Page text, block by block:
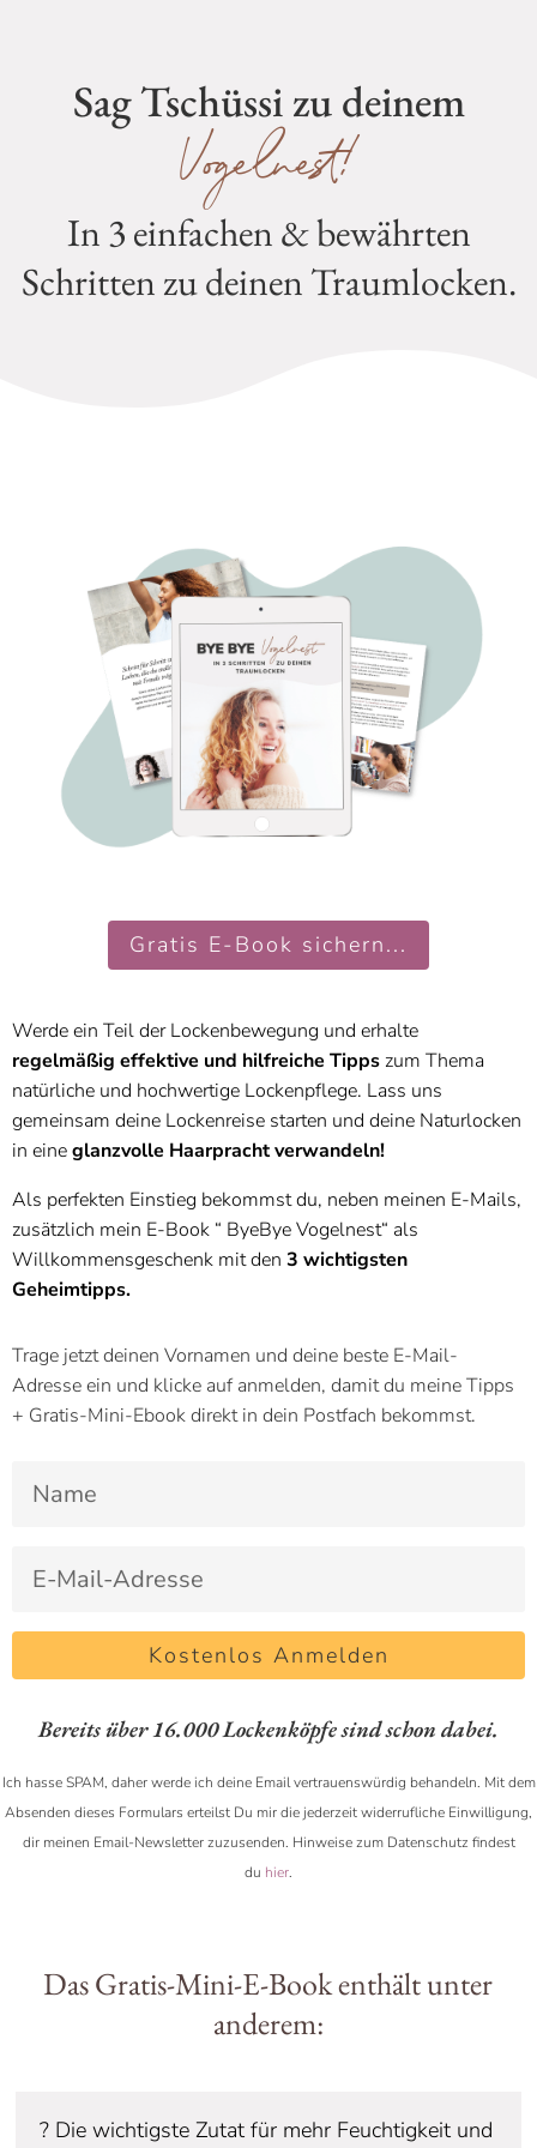
Sag Tschüssi zu deinem
Vogelnest!
In 3 einfachen & bewährten
Schritten zu deinen Traumlocken.
Gratis E-Book sichern...
Werde ein Teil der Lockenbewegung und erhalte
regelmäßig effektive und hilfreiche Tipps zum Thema
natürliche und hochwertige Lockenpflege. Lass uns
gemeinsam deine Lockenreise starten und deine Naturlocken
in eineglanzvolle Haarpracht verwandeln!
Als perfekten Einstieg bekommst du, neben meinen E-Mails,
zusätzlich mein E-Book “ ByeBye Vogelnest“ als
Willkommensgeschenk mit den 3 wichtigsten
Geheimtipps.
Trage jetzt deinen Vornamen und deine beste E-Mail-
Adresse ein und klicke auf anmelden, damit du meine Tipps
+ Gratis-Mini-Ebook direkt in dein Postfach bekommst.
Kostenlos Anmelden
Bereits über 16.000 Lockenköpfe sind schon dabei.
Ich hasse SPAM, daher werde ich deine Email vertrauenswürdig behandeln. Mit dem
Absenden dieses Formulars erteilst Du mir die jederzeit widerrufliche Einwilligung,
dir meinen Email-Newsletter zuzusenden. Hinweise zum Datenschutz findest
du hier.
Das Gratis-Mini-E-Book enthält unter
anderem:
? Die wichtigste Zutat für mehr Feuchtigkeit und